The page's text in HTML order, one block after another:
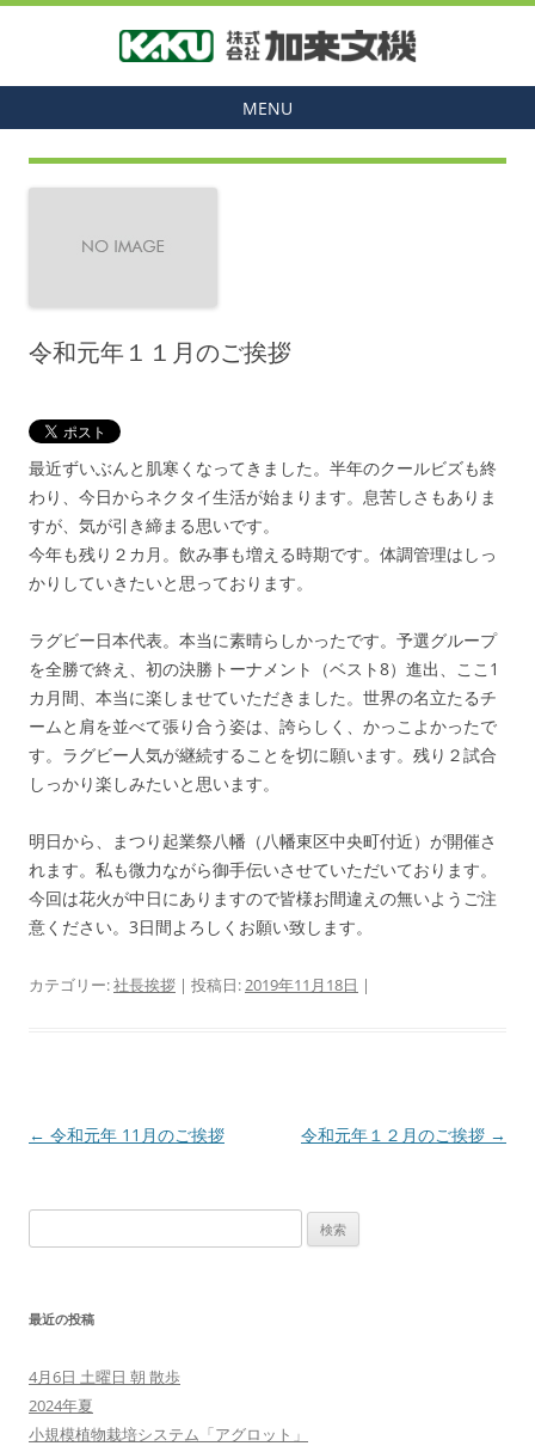
MENU
令和元年１１月のご挨拶
最近ずいぶんと肌寒くなってきました。半年のクールビズも終
わり、今日からネクタイ生活が始まります。息苦しさもありま
すが、気が引き締まる思いです。
今年も残り２カ月。飲み事も増える時期です。体調管理はしっ
かりしていきたいと思っております。
ラグビー日本代表。本当に素晴らしかったです。予選グループ
を全勝で終え、初の決勝トーナメント（ベスト8）進出、ここ1
カ月間、本当に楽しませていただきました。世界の名立たるチ
ームと肩を並べて張り合う姿は、誇らしく、かっこよかったで
す。ラグビー人気が継続することを切に願います。残り２試合
しっかり楽しみたいと思います。
明日から、まつり起業祭八幡（八幡東区中央町付近）が開催さ
れます。私も微力ながら御手伝いさせていただいております。
今回は花火が中日にありますので皆様お間違えの無いようご注
意ください。3日間よろしくお願い致します。
カテゴリー:社長挨拶 | 投稿日:2019年11月18日 |
投
ョ
ン
← 令和元年 11月のご挨拶 令和元年１２月のご挨拶 →
索:
最近の投稿
4月6日 土曜日 朝 散歩
2024年夏
小規模植物栽培システム「アグロット」